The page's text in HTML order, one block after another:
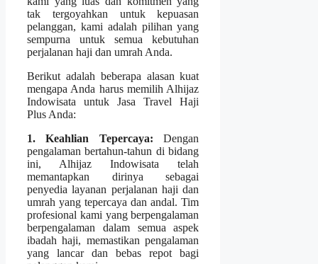
tak tergoyahkan untuk kepuasan
pelanggan, kami adalah pilihan yang
sempurna untuk semua kebutuhan
perjalanan haji dan umrah Anda.
Berikut adalah beberapa alasan kuat
mengapa Anda harus memilih Alhijaz
Indowisata untuk Jasa Travel Haji
Plus Anda:
1. Keahlian Tepercaya: Dengan
pengalaman bertahun-tahun di bidang
ini, Alhijaz Indowisata telah
memantapkan dirinya sebagai
penyedia layanan perjalanan haji dan
umrah yang tepercaya dan andal. Tim
profesional kami yang berpengalaman
berpengalaman dalam semua aspek
ibadah haji, memastikan pengalaman
yang lancar dan bebas repot bagi